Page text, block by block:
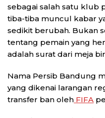
sebagai salah satu klub
tiba-tiba muncul kabar
sedikit berubah. Bukan
tentang pemain yang
adalah surat dari meja
Nama Persib Bandung
yang dikenai larangan
transfer ban oleh FIFA